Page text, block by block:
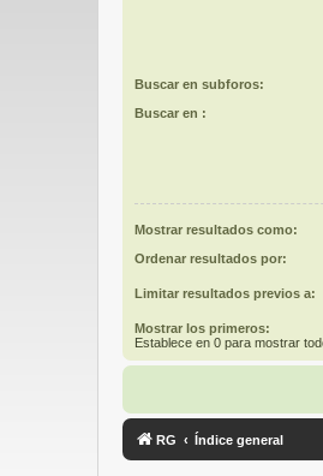
Buscar en subforos:
Buscar en :
Mostrar resultados como:
Ordenar resultados por:
Limitar resultados previos a:
Mostrar los primeros:
Establece en 0 para mostrar
RG Índice general